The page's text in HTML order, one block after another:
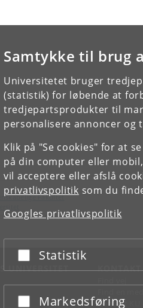
Samtykke til brug
Universitetet bruger
(statistik) for løbende at
tredjepartsprodukter til
personalisere annoncer og
Klik på "Se cookies" for at
på din computer eller
vil acceptere eller afslå
privatlivspolitik som du
Googles privatlivspolitik
Acceptér eller afslå
Statistik
Acceptér eller afslå
Markedsføring
Fakultet
København N Danmark
UNIVERSITET KONTAKT
Kontakt KU